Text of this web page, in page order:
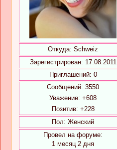
Откуда: Schweiz
Зарегистрирован: 17.08.2011
Приглашений: 0
Сообщений: 3550
Уважение: +608
Позитив: +228
Пол: Женский
Провел на форуме:
1 месяц 2 дня